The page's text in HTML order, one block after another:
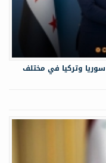
وتركيا في مختلف